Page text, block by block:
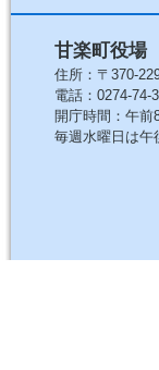
甘楽町役場
住所：〒370-
電話：0274-74-
開庁時間：午前
毎週水曜日は午